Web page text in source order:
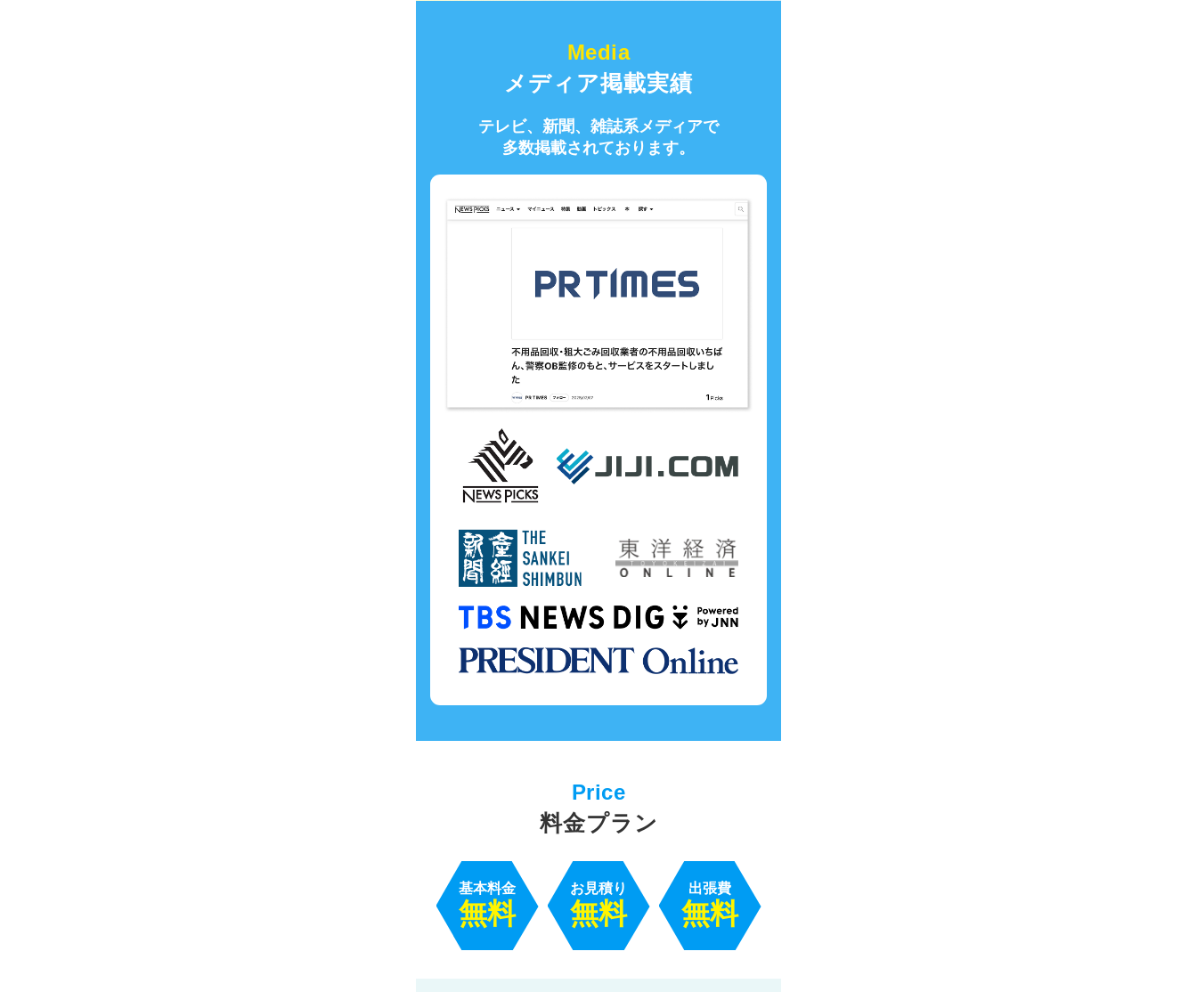
メディア掲載実績
テレビ、新聞、雑誌系メディアで
多数掲載されております。
料金プラン
基本料金
無料
お見積り
無料
出張費
無料